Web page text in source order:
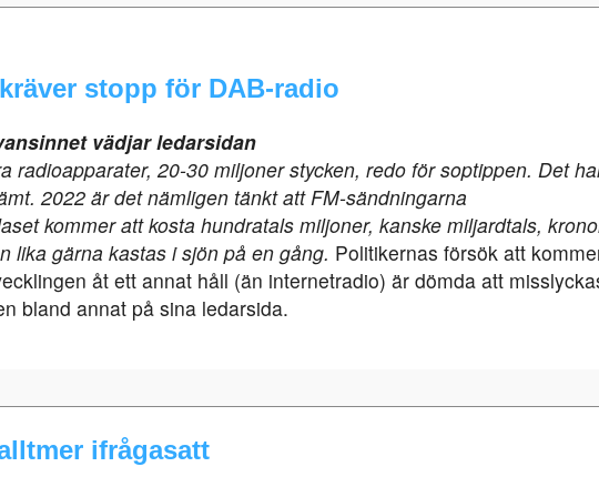
stopp för DAB-radio
vädjar ledarsidan
radioapparater, 20-­30 miljoner stycken, redo för soptippen. Det
2022 är det nämligen tänkt att FM-­sändningarna
kommer att kosta hundratals miljoner, kanske miljardtals,
lika gärna kastas i sjön på en gång. Politikernas försök att
åt ett annat håll (än internetradio) är dömda att
bland annat på sina ledarsida.
ifrågasatt